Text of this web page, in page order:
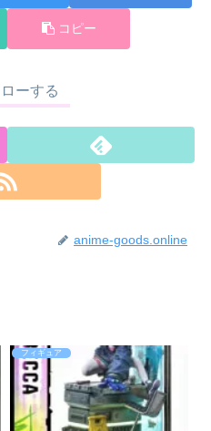
コピー
ーする
anime-goods.online
フィギュア